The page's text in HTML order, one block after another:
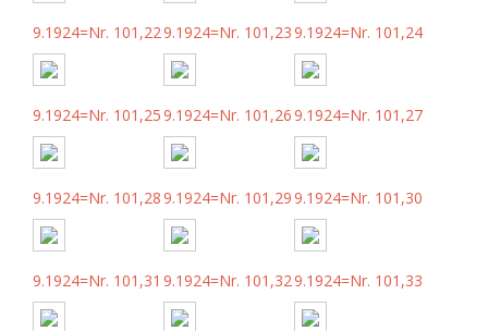
9.1924=Nr. 101,229.1924=Nr. 101,239.1924=Nr. 101,24
9.1924=Nr. 101,259.1924=Nr. 101,269.1924=Nr. 101,27
9.1924=Nr. 101,289.1924=Nr. 101,299.1924=Nr. 101,30
9.1924=Nr. 101,31 9.1924=Nr. 101,329.1924=Nr. 101,33